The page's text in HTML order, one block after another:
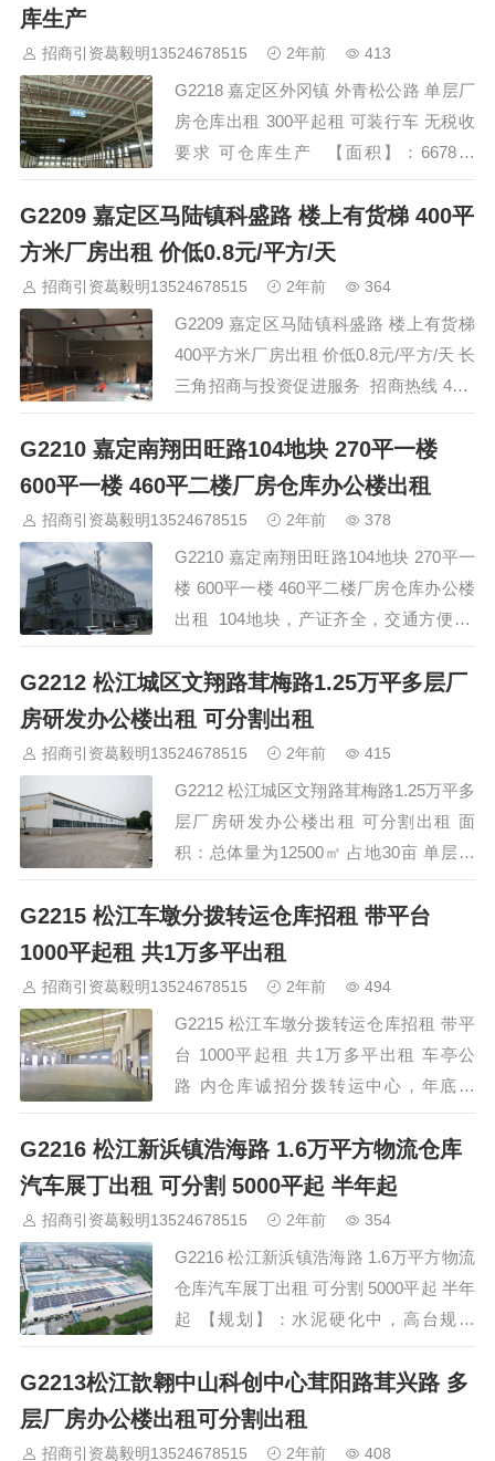
库生产
招商引资葛毅明13524678515 2年前 413
G2218 嘉定区外冈镇 外青松公路 单层厂
房仓库出租 300平起租 可装行车 无税收
要求 可仓库生产 【面积】：6678㎡
【分割】：350㎡/600㎡/ 2428㎡/3300㎡
【价格】：1.25元/㎡/天 【结构】：钢混
【格局】：全单层 【层高】：11米
G2209 嘉定区马陆镇科盛路 楼上有货梯 400平
方米厂房出租 价低0.8元/平方/天
招商引资葛毅明13524678515 2年前 364
G2209 嘉定区马陆镇科盛路 楼上有货梯
400平方米厂房出租 价低0.8元/平方/天 长
三角招商与投资促进服务 招商热线 400-
0123-021 全程免佣金，欢迎预约看房
…
G2210 嘉定南翔田旺路104地块 270平一楼
600平一楼 460平二楼厂房仓库办公楼出租
招商引资葛毅明13524678515 2年前 378
G2210 嘉定南翔田旺路104地块 270平一
楼 600平一楼 460平二楼厂房仓库办公楼
出租 104地块，产证齐全，交通方便。
1、厂房600平方 层高7m以上； 2、600
平方 层高4m 1楼； 3、一层270平方，2
层460平方； 以上都可以做厂房或仓库及
G2212 松江城区文翔路茸梅路1.25万平多层厂
房研发办公楼出租 可分割出租
招商引资葛毅明13524678515 2年前 415
G2212 松江城区文翔路茸梅路1.25万平多
层厂房研发办公楼出租 可分割出租 面
积：总体量为12500㎡ 占地30亩 单层三
栋 双层办公室1栋 价格：2.2元 物业：6
块 签约年限：1--10年 免租期：详谈 递
增：每年递增5% 交房标准：毛胚，消防
已过，（单层层高7-8米） 交通：距离9
G2215 松江车墩分拨转运仓库招租 带平台
1000平起租 共1万多平出租
招商引资葛毅明13524678515 2年前 494
G2215 松江车墩分拨转运仓库招租 带平
台 1000平起租 共1万多平出租 车亭公
路 内仓库诚招分拨转运中心，年底交
房，场地大，出门即是高速，园区内配套
宿舍楼，原百世快运使用。 C栋—
7637.48平高平台标库，9米高，三边卸
货，1.5元； A栋—3190平高平台矮库，4
库1779平，4米高，1.2元； &nbs…
G2216 松江新浜镇浩海路 1.6万平方物流仓库
汽车展丁出租 可分割 5000平起 半年起
招商引资葛毅明13524678515 2年前 354
G2216 松江新浜镇浩海路 1.6万平方物流
仓库汽车展丁出租 可分割 5000平起 半年
起 【规划】：水泥硬化中，高台规划
中，雨棚搭建中，双面进出大门改造中
【条件】：三证齐全可注册。16000平方
米，10-13米层高全单层，环氧地坪。地
面承重3吨/平 【起租】：5000平，半年
G2213松江歆翱中山科创中心茸阳路茸兴路 多
层厂房办公楼出租可分割出租
招商引资葛毅明13524678515 2年前 408